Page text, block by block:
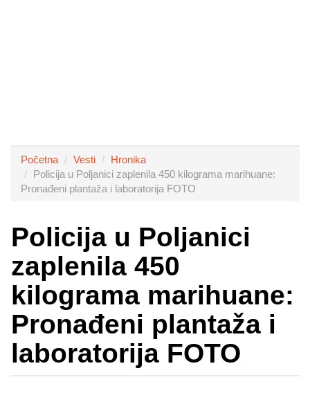
Početna Vesti
Hronika
Policija u Poljanici zaplenila 450 kilograma marihuane:
Pronađeni plantaža i laboratorija FOTO
Policija u Poljanici
zaplenila 450
kilograma marihuane:
Pronađeni plantaža i
laboratorija FOTO